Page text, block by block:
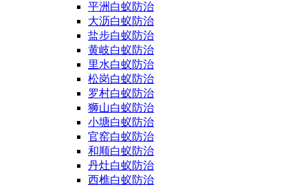
平洲白蚁防治
大沥白蚁防治
盐步白蚁防治
黄岐白蚁防治
里水白蚁防治
松岗白蚁防治
罗村白蚁防治
狮山白蚁防治
小塘白蚁防治
官窑白蚁防治
和顺白蚁防治
丹灶白蚁防治
西樵白蚁防治